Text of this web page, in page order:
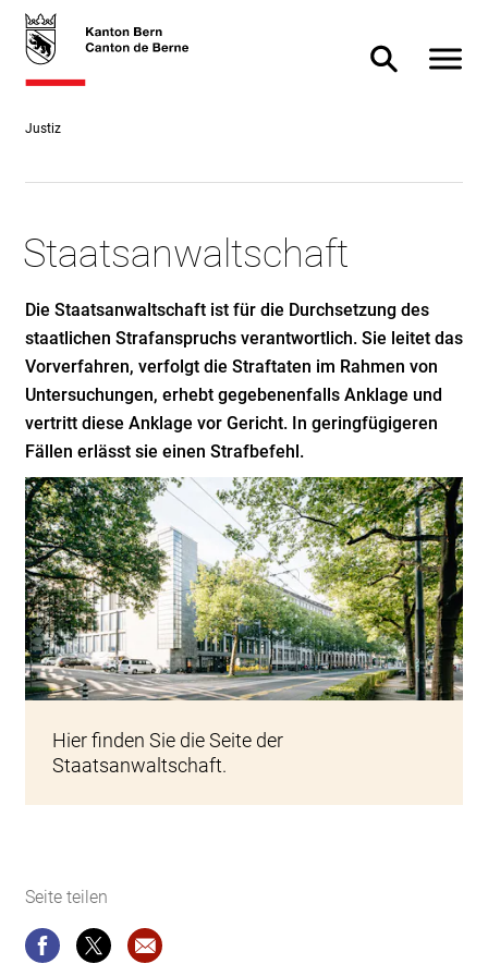
Direkt
zum
Inhalt
skiplink.toNavigation
skiplink.toStartPage
Direkt
Suche
Justiz
Suche ein-
Staatsanwaltschaft
Die Staatsanwaltschaft ist für die Durchsetzung des
staatlichen Strafanspruchs verantwortlich. Sie leitet das
Vorverfahren, verfolgt die Straftaten im Rahmen von
Untersuchungen, erhebt gegebenenfalls Anklage und
vertritt diese Anklage vor Gericht. In geringfügigeren
Fällen erlässt sie einen Strafbefehl.
Hier finden Sie die Seite der
Staatsanwaltschaft.
Seite teilen
Seite teilenSeite teilenWebsite-Empfehlung: Staatsanwaltschaft